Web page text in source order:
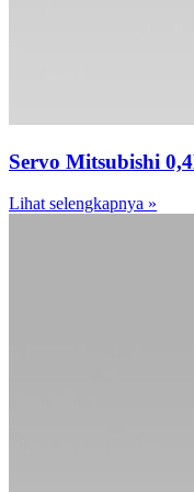
Servo Mitsubishi
Lihat selengkapnya »